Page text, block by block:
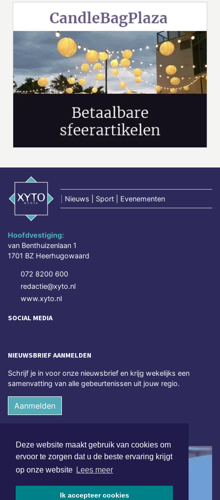
Deze website maakt gebruik van cookies om
ervoor te zorgen dat u de beste ervaring krijgt
op onze website Lees meer
Ik accepteer cookies
Nieuws | Sport | Evenementen
Hoofdvestiging:
van Benthuizenlaan 1
1701 BZ Heerhugowaard
072 8200 600
redactie@xyto.nl
www.xyto.nl
SOCIAL MEDIA
NIEUWSBRIEF AANMELDEN
Schrijf je in voor onze nieuwsbrief en krijg wekelijks een
samenvatting van alle gebeurtenissen uit jouw regio.
Aanmelden